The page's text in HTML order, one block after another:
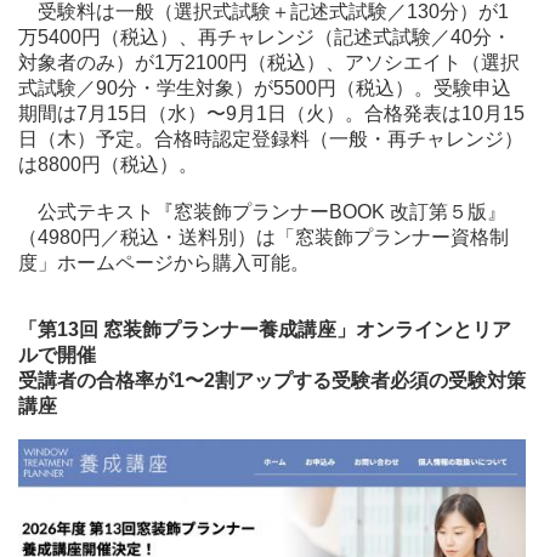
受験料は一般（選択式試験＋記述式試験／130分）が1
万5400円（税込）、再チャレンジ（記述式試験／40分・
対象者のみ）が1万2100円（税込）、アソシエイト（選択
式試験／90分・学生対象）が5500円（税込）。受験申込
期間は7月15日（水）〜9月1日（火）。合格発表は10月15
日（木）予定。合格時認定登録料（一般・再チャレンジ）
は8800円（税込）。
公式テキスト『窓装飾プランナーBOOK 改訂第５版』
（4980円／税込・送料別）は「窓装飾プランナー資格制
度」ホームページから購入可能。
「第13回 窓装飾プランナー養成講座」オンラインとリア
ルで開催
受講者の合格率が1〜2割アップする受験者必須の受験対策
講座